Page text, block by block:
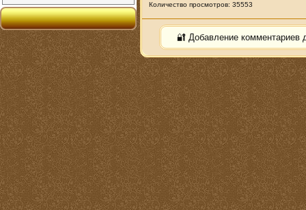
Количество просмотров: 35553
🔐 Добавление комментариев